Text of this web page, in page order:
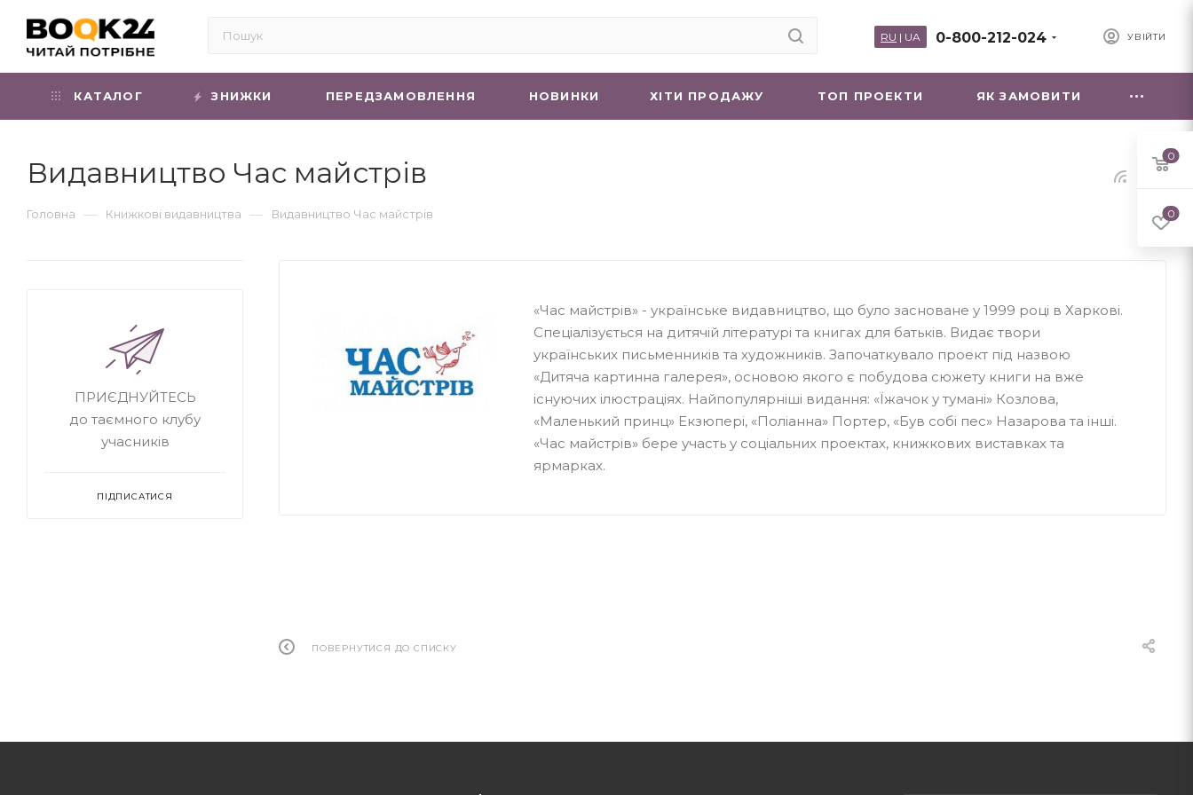
УВІЙТИ
0-800-212-024
RU | UA
КАТАЛОГ ЗНИЖКИ ПЕРЕДЗАМОВЛЕННЯ НОВИНКИ ХIТИ ПРОДАЖУ ТОП ПРОЕКТИ ЯК ЗАМОВИТИ
Видавництво Час майстрів
Головна — Книжкові видавництва — Видавництво Час майстрів
«Час майстрів» - українське видавництво, що було засноване у 1999 році в Харкові.
Спеціалізується на дитячій літературі та книгах для батьків. Видає твори
українських письменників та художників. Започаткувало проект під назвою
«Дитяча картинна галерея», основою якого є побудова сюжету книги на вже
існуючих ілюстраціях. Найпопулярніші видання: «Їжачок у тумані» Козлова,
«Маленький принц» Екзюпері, «Поліанна» Портер, «Був собі пес» Назарова та інші.
«Час майстрів» бере участь у соціальних проектах, книжкових виставках та
ярмарках.
ПОВЕРНУТИСЯ ДО СПИСКУ
ПРИЄДНУЙТЕСЬ
до таємного клубу
учасників
ПІДПИСАТИСЯ
0
0